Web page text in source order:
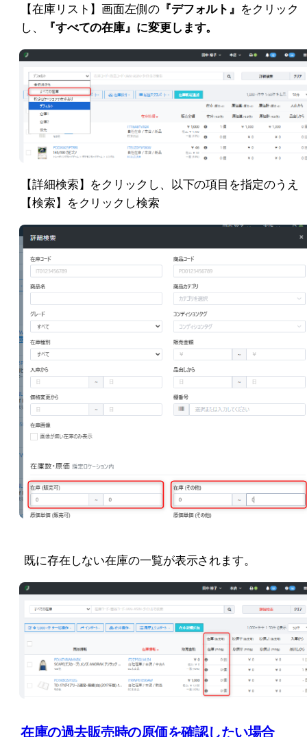
【在庫リスト】画面左側の『デフォルト』 をクリック
し、
『すべての在庫』に変更します。
【詳細検索】をクリックし、以下の項目を指定のうえ
【検索】をクリックし検索
既に存在しない在庫の一覧が表示されます。
在庫の過去販売時の原価を確認したい場合